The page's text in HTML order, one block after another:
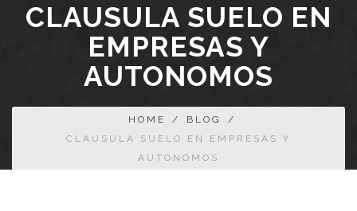
CLAUSULA SUELO EN
EMPRESAS Y
AUTONOMOS
HOME / BLOG
/
CLAUSULA SUELO EN EMPRESAS Y
AUTONOMOS